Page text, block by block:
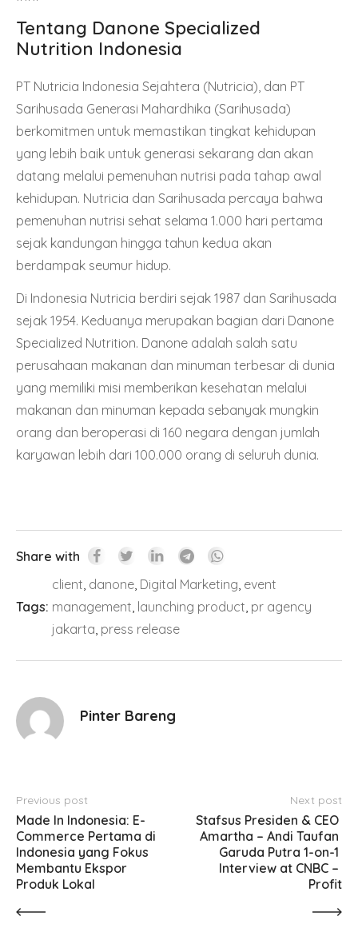
Tentang Danone Specialized
Nutrition Indonesia
PT Nutricia Indonesia Sejahtera (Nutricia), dan PT
Sarihusada Generasi Mahardhika (Sarihusada)
berkomitmen untuk memastikan tingkat kehidupan
yang lebih baik untuk generasi sekarang dan akan
datang melalui pemenuhan nutrisi pada tahap awal
kehidupan. Nutricia dan Sarihusada percaya bahwa
pemenuhan nutrisi sehat selama 1.000 hari pertama
sejak kandungan hingga tahun kedua akan
berdampak seumur hidup.
Di Indonesia Nutricia berdiri sejak 1987 dan Sarihusada
sejak 1954. Keduanya merupakan bagian dari Danone
Specialized Nutrition. Danone adalah salah satu
perusahaan makanan dan minuman terbesar di dunia
yang memiliki misi memberikan kesehatan melalui
makanan dan minuman kepada sebanyak mungkin
orang dan beroperasi di 160 negara dengan jumlah
karyawan lebih dari 100.000 orang di seluruh dunia.
Share with
Tags:
client danone Digital Marketing event
management launching product pr agency
jakarta press release
Pinter Bareng
Previous post
Made In Indonesia: E-
Commerce Pertama di
Indonesia yang Fokus
Membantu Ekspor
Produk Lokal
Next post
Stafsus Presiden & CEO
Amartha – Andi Taufan
Garuda Putra 1-on-1
Interview at CNBC –
Profit